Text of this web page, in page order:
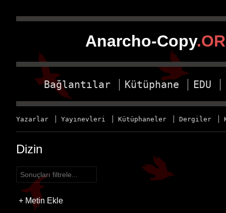
Anarcho-Copy
Bağlantılar Kütüphane EDU
Yazarlar Yayınevleri Kütüphaneler Dergiler
Dizin
+ Metin Ekle